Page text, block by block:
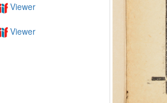
Viewer
Viewer